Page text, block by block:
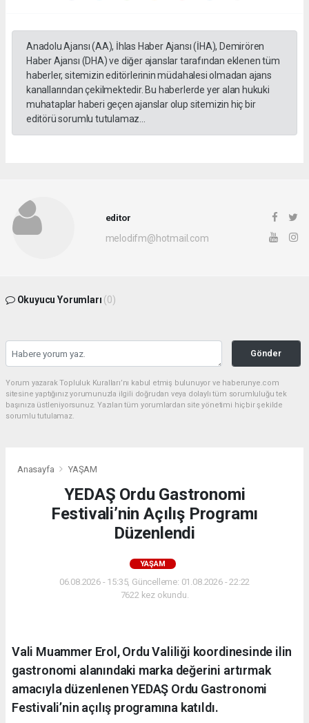
Anadolu Ajansı (AA), İhlas Haber Ajansı (İHA), Demirören
Haber Ajansı (DHA) ve diğer ajanslar tarafından eklenen tüm
haberler, sitemizin editörlerinin müdahalesi olmadan ajans
kanallarından çekilmektedir. Bu haberlerde yer alan hukuki
muhataplar haberi geçen ajanslar olup sitemizin hiç bir
editörü sorumlu tutulamaz...
editor
melodifm@hotmail.com
Okuyucu Yorumları (0)
Gönder
Yorum yazarak Topluluk Kuralları’nı kabul etmiş bulunuyor ve haberunye.com
sitesine yaptığınız yorumunuzla ilgili doğrudan veya dolaylı tüm sorumluluğu tek
başınıza üstleniyorsunuz. Yazılan tüm yorumlardan site yönetimi hiçbir şekilde
sorumlu tutulamaz.
Anasayfa YAŞAM
YEDAŞ Ordu Gastronomi
Festivali’nin Açılış Programı
Düzenlendi
YAŞAM
06.08.2026 - 15:35, Güncelleme: 01.08.2026 - 22:22
7622 kez okundu.
Vali Muammer Erol, Ordu Valiliği koordinesinde ilin
gastronomi alanındaki marka değerini artırmak
amacıyla düzenlenen YEDAŞ Ordu Gastronomi
Festivali’nin açılış programına katıldı.